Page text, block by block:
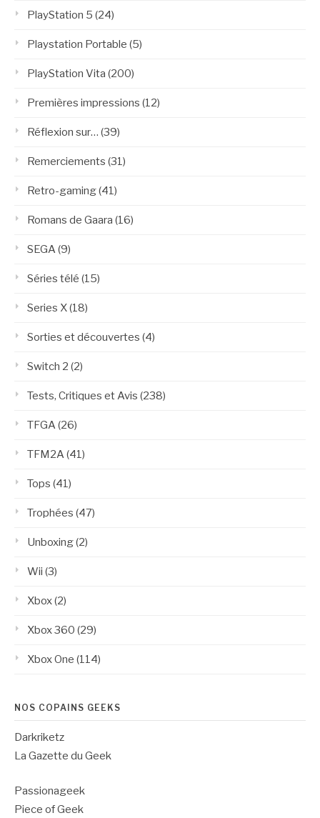
PlayStation 5 (24)
Playstation Portable (5)
PlayStation Vita (200)
Premières impressions (12)
Réflexion sur… (39)
Remerciements (31)
Retro-gaming(41)
Romans de Gaara (16)
SEGA(9)
Séries télé (15)
Series X(18)
Sorties et découvertes (4)
Switch 2 (2)
Tests, Critiques et Avis (238)
TFGA(26)
TFM2A(41)
Tops (41)
Trophées (47)
Unboxing(2)
Wii (3)
Xbox(2)
Xbox 360 (29)
Xbox One (114)
NOS COPAINS GEEKS
Darkriketz
La Gazette du Geek
Passionageek
Piece of Geek